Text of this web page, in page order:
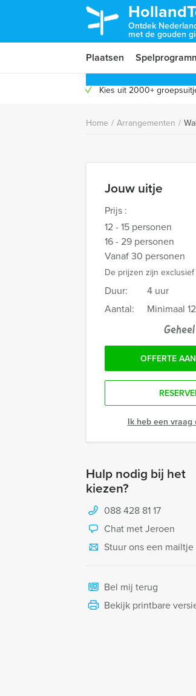
Ontdek
met de gouden
Plaatsen
Kies uit 2000+
Home / Arrangementen /
Jouw uitje
Prijs :
12 - 15 personen
16 - 29 personen
Vanaf 30 personen
De prijzen zijn exclusief
Duur:
4 uur
Aantal:
Minimaal
OFFERTE
Ik heb een vraag
Hulp nodig bij het
kiezen?
088 428 81 17
Chat met Jeroen
Stuur ons een mailtje
Bel mij terug
Bekijk printbare